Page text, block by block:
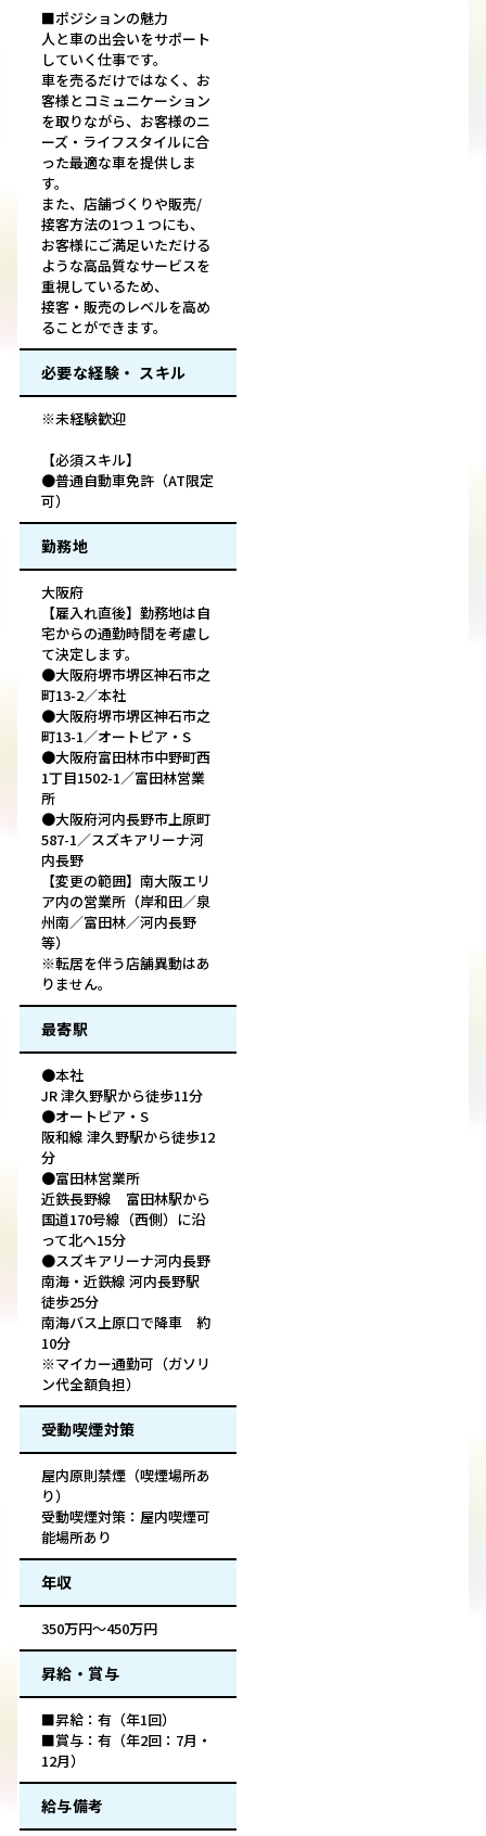
■ポジションの魅力
人と車の出会いをサポート
していく仕事です。
車を売るだけではなく、お
客様とコミュニケーション
を取りながら、お客様のニ
ーズ・ライフスタイルに合
った最適な車を提供しま
す。
また、店舗づくりや販売/
接客方法の1つ１つにも、
お客様にご満足いただける
ような高品質なサービスを
重視しているため、
接客・販売のレベルを高め
ることができます。
必要な経験・ スキル
※未経験歓迎
【必須スキル】
●普通自動車免許（AT限定
可）
勤務地
大阪府
【雇入れ直後】勤務地は自
宅からの通勤時間を考慮し
て決定します。
●大阪府堺市堺区神石市之
町13-2／本社
●大阪府堺市堺区神石市之
町13-1／オートピア・S
●大阪府富田林市中野町西
1丁目1502-1／富田林営業
所
●大阪府河内長野市上原町
587-1／スズキアリーナ河
内長野
【変更の範囲】南大阪エリ
ア内の営業所（岸和田／泉
州南／富田林／河内長野
等）
※転居を伴う店舗異動はあ
りません。
最寄駅
●本社
JR 津久野駅から徒歩11分
●オートピア・S
阪和線 津久野駅から徒歩12
分
●富田林営業所
近鉄長野線 富田林駅から
国道170号線（西側）に沿
って北へ15分
●スズキアリーナ河内長野
南海・近鉄線 河内長野駅
徒歩25分
南海バス上原口で降車 約
10分
※マイカー通勤可（ガソリ
ン代全額負担）
受動喫煙対策
屋内原則禁煙（喫煙場所あ
り）
受動喫煙対策：屋内喫煙可
能場所あり
年収
350万円～450万円
昇給・賞与
■昇給：有（年1回）
■賞与：有（年2回：7月・
12月）
給与備考